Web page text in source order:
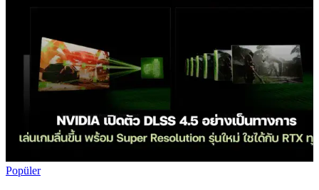
Popüler